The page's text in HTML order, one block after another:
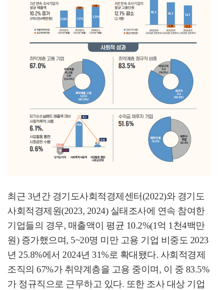
최근 3년간 경기도사회적경제센터(2022)와 경기도
사회적경제원(2023, 2024) 실태조사에 연속 참여한
기업들의 경우, 매출액이 평균 10.2%(1억 1 천4백만
원) 증가했으며, 5~20명 미만 고용 기업 비중도 2023
년 25.8%에서 2024년 31%로 확대됐다. 사회적경제
조직의 67%가 취약계층을 고용 중이며, 이 중 83.5%
가 정규직으로 근무하고 있다. 또한 조사 대상 기업